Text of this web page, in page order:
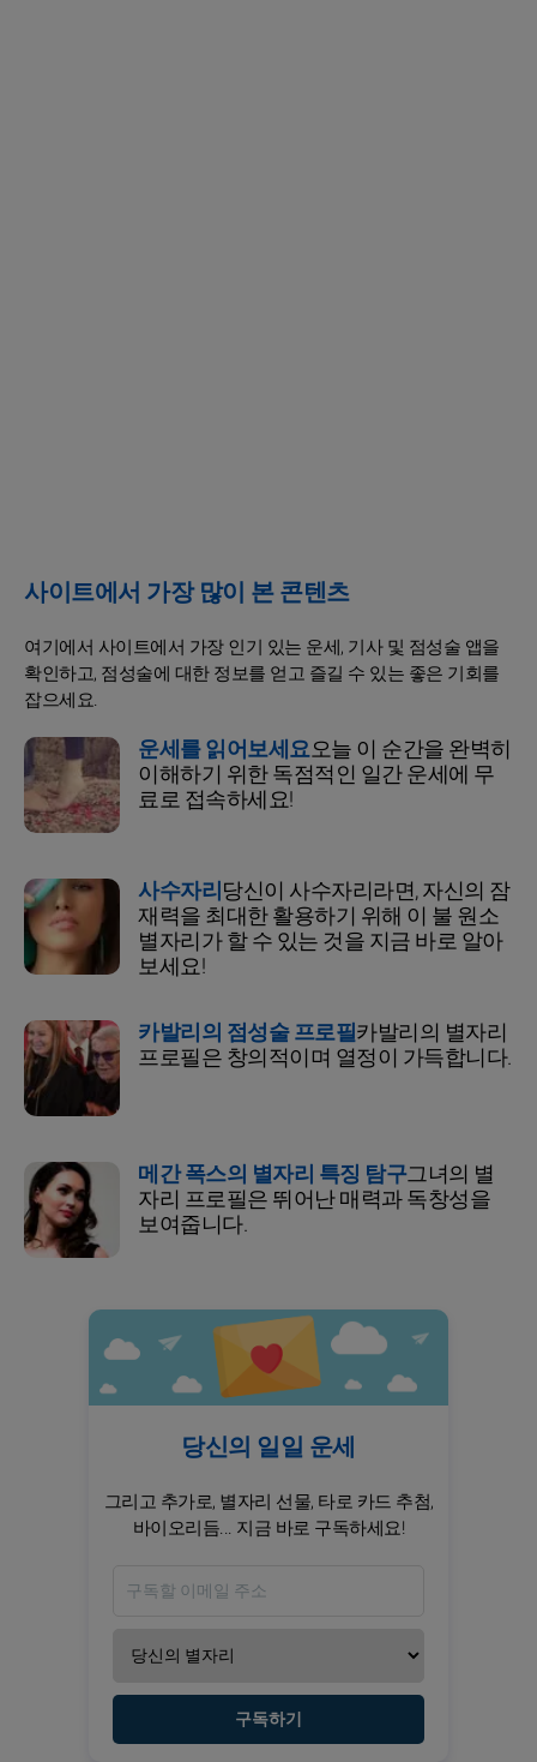
사이트에서 가장 많이 본 콘텐츠
여기에서 사이트에서 가장 인기 있는 운세, 기사 및 점성술 앱을
확인하고, 점성술에 대한 정보를 얻고 즐길 수 있는 좋은 기회를
잡으세요.
운세를 읽어보세요오늘 이 순간을 완벽히
이해하기 위한 독점적인 일간 운세에 무
료로 접속하세요!
사수자리당신이 사수자리라면, 자신의 잠
재력을 최대한 활용하기 위해 이 불 원소
별자리가 할 수 있는 것을 지금 바로 알아
보세요!
카발리의 점성술 프로필카발리의 별자리
프로필은 창의적이며 열정이 가득합니다.
메간 폭스의 별자리 특징 탐구그녀의 별
자리 프로필은 뛰어난 매력과 독창성을
보여줍니다.
당신의 일일 운세
그리고 추가로, 별자리 선물, 타로 카드 추첨,
바이오리듬... 지금 바로 구독하세요!
구독하기